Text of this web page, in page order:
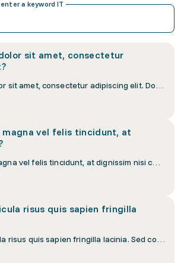
a keyword IT
sit amet, consectetur
Lorem ipsum dolor sit amet, consectetur adipiscing elit. Donec interdum nisi at velit vulputate luctus. Vestibulum ante ipsum primis in faucibus orci luctus et ultrices posuere cubilia curae.
magna vel felis tincidunt, at
Mauris auctor magna vel felis tincidunt, at dignissim nisi cursus. Pellentesque habitant morbi tristique senectus et netus et malesuada fames ac turpis egestas.
risus quis sapien fringilla
Curabitur vehicula risus quis sapien fringilla lacinia. Sed consequat eros eu orci convallis, a lacinia sapien pellentesque. Nullam euismod lacus vel purus suscipit.